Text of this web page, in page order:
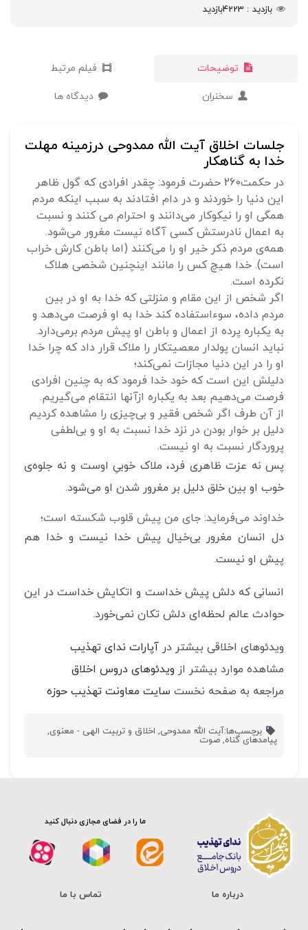
بازدید
4223بازدید
توضیحات فیلم مرتبط
سخنران دیدگاه ها
جلسات اخلاق آیت الله ممدوحی درزمینه مهلت
خدا به گناهکار
در حکمت260 حضرت فرمود: چقدر افرادی که گول ظاهر
این دنیا را خوردند و در دام افتادند به سبب اینکه مردم
همگی او را نیکوکار می‌دانند و احترام می کنند و نسبت
به اعمال نادرستش کسی آگاه نیست مغرور می‌شود.
همه‌ی مردم ذکر خیر او را می‌کنند (اما باطن کارش خراب
است). خدا هیچ کس را مانند اینچنین شخصی هلاک
نکرده است.
اگر شخص از این مقام و منزلتی که خدا به او در بین
مردم داده، سوءاستفاده کند خدا به او فرصت می‌دهد و
به یکباره پرده از اعمال و باطن او پیش مردم برمی‌دارد.
نباید انسان پولدار معصیتکار را ملاک قرار داد که چرا خدا
او را در این دنیا مجازات نمی‌کند؛
دلیلش این است که خود خدا فرمود که به چنین افرادی
فرصت می‌دهیم بعد به یکباره ازآنها انتقام می‌گیریم.
از آن طرف اگر شخص فقیر و بی‌چیزی را مشاهده کردیم
دلیل بر خوار بودن در نزد خدا نسبت به او و بی‌لطفی
پروردگار نسبت به او نیست.
پس نه عزت ظاهری فرد، ملاک خوبیِ اوست و نه جلوه‌ی
خوب او بین خلق دلیل بر مغرور شدن او می‌شود.
خداوند می‌فرماید: جای من پیش قلوب شکسته است؛
دل انسان مغرور بی‌خیال پیش خدا نیست و خدا هم
پیش او نیست.
انسانی که دلش پیش خداست و اتکایش خداست در این
حوادث عالم لحظه‌ای دلش تکان نمی‌خورد.
ویدئوهای اخلاقی بیشتر در آپارات ندای تهذیب
مشاهده موارد بیشتر از ویدئوهای دروس اخلاق
مراجعه به صفحه نخست سایت معاونت تهذیب حوزه
برچسب‌ها:آیت الله ممدوحی, اخلاق و تربیت الهی - معنوی,
پیامدهای گناه, صوت
ما را در فضای مجازی دنبال کنید
درباره ما تماس با ما